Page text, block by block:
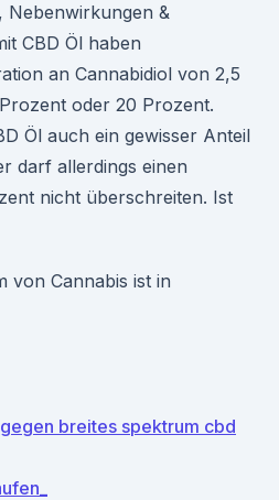
Nebenwirkungen &
CBD Öl haben
an Cannabidiol von 2,5
oder 20 Prozent.
Öl auch ein gewisser Anteil
darf allerdings einen
nicht überschreiten. Ist
von Cannabis ist in
breites spektrum cbd